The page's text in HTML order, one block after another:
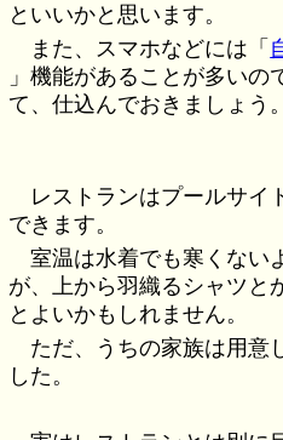
といいかと思います。
また、スマホなどには「
」機能があることが多いの
て、仕込んでおきましょう。
レストランはプールサイ
できます。
室温は水着でも寒くない
が、上から羽織るシャツと
とよいかもしれません。
ただ、うちの家族は用意
した。